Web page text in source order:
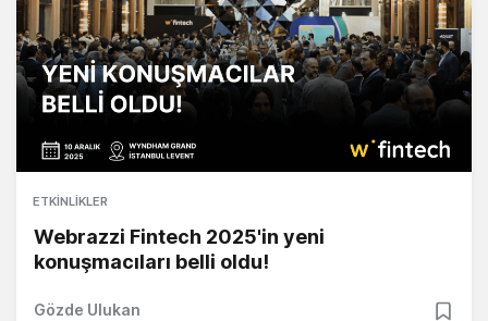
ETKINLIKLER
Webrazzi Fintech 2025'in yeni
konuşmacıları belli oldu!
Gözde Ulukan